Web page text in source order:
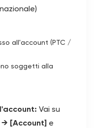
all'account (PTC /
soggetti alla
Vai su
→ [Account] e